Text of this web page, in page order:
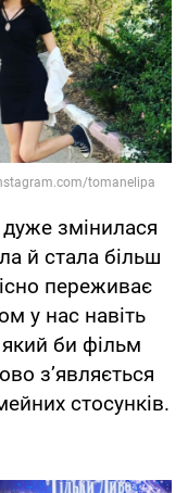
змінилася
й стала більш
переживає
у нас навіть
би фільм
з’являється
стосунків.